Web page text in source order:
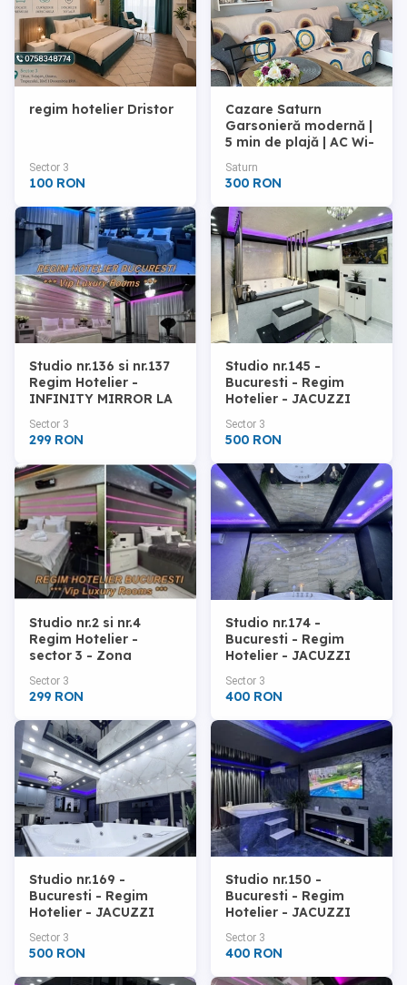
regim hotelier Dristor
Sector 3
100 RON
Cazare Saturn
Garsonieră modernă |
5 min de plajă | AC Wi-
Saturn
300 RON
Studio nr.136 si nr.137
Regim Hotelier -
INFINITY MIRROR LA
Sector 3
299 RON
Studio nr.145 -
Bucuresti - Regim
Hotelier - JACUZZI
Sector 3
500 RON
Studio nr.2 si nr.4
Regim Hotelier -
sector 3 - Zona
Sector 3
299 RON
Studio nr.174 -
Bucuresti - Regim
Hotelier - JACUZZI
Sector 3
400 RON
Studio nr.169 -
Bucuresti - Regim
Hotelier - JACUZZI
Sector 3
500 RON
Studio nr.150 -
Bucuresti - Regim
Hotelier - JACUZZI
Sector 3
400 RON